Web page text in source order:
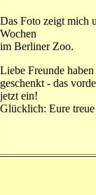
Das Foto zeigt mich
Wochen
im Berliner Zoo.
Liebe Freunde
geschenkt - das
jetzt ein!
Glücklich: Eure